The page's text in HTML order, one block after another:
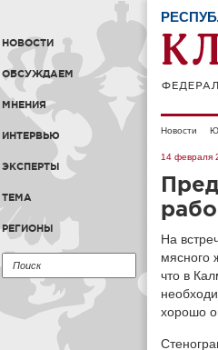
НОВОСТИ
ОБСУЖДАЕМ
МНЕНИЯ
ИНТЕРВЬЮ
ЭКСПЕРТЫ
ТЕМА
РЕГИОНЫ
Новости
14 февраля
На
мясного
что в
хорошо